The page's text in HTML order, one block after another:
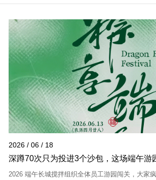
2026 / 06 / 18
深蹲70次只为投进3个沙包，这场端午游
2026 端午长城搅拌组织全体员工游园闯关，大家